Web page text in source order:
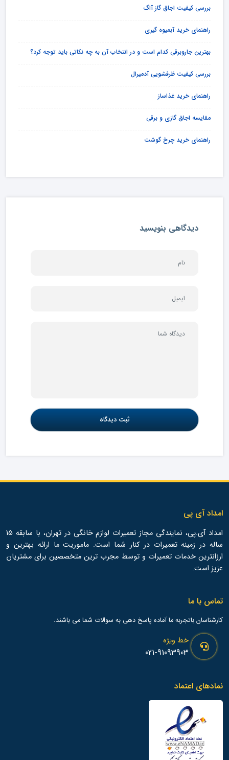
بررسی کیفیت اجاق گاز آاگ
راهنمای خرید آبمیوه گیری
بهترین جاروبرقی کدام است و در انتخاب آن به چه نکاتی باید توجه کرد؟
بررسی کیفیت ظرفشویی آدمیرال
راهنمای خرید غذاساز
مقایسه اجاق گازی و برقی
راهنمای خرید چرخ گوشت
دیدگاهی بنویسید
امداد آی پی
امداد آی.پی، نمایندگی مجاز تعمیرات لوازم خانگی در تهران، با سابقه 15
ساله در زمینه تعمیرات در کنار شما است. ماموریت ما ارائه بهترین و
ارزانترین خدمات تعمیرات و توسط مجرب ترین متخصصین برای مشتریان
عزیز است.
تماس با ما
کارشناسان باتجربه ما آماده پاسخ دهی به سوالات شما می باشند.
خط ویژه
021-91093903
نمادهای اعتماد